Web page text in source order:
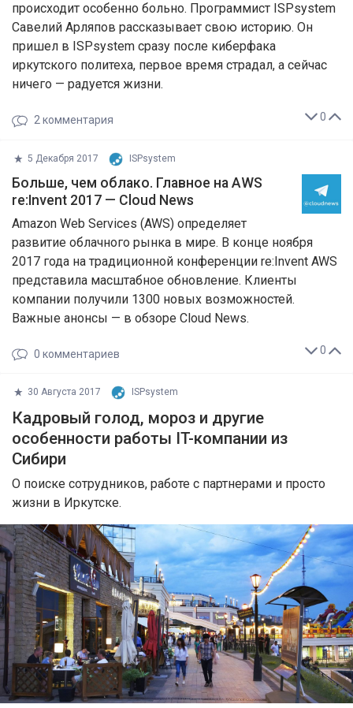
происходит особенно больно. Программист ISPsystem
Савелий Арляпов рассказывает свою историю. Он
пришел в ISPsystem сразу после киберфака
иркутского политеха, первое время страдал, а сейчас
ничего — радуется жизни.​
0
2комментария
5 Декабря 2017 ISPsystem
​Больше, чем облако. Главное на AWS
re:Invent 2017 — Cloud News
Amazon Web Services (AWS) определяет
развитие облачного рынка в мире. В конце ноября
2017 года на традиционной конференции re:Invent AWS
представила масштабное обновление. Клиенты
компании получили 1300 новых возможностей.
Важные анонсы — в обзоре Cloud News.
0
0 комментариев
30 Августа 2017 ISPsystem
Кадровый голод, мороз и другие
особенности работы IT-компании из
Сибири
О поиске сотрудников, работе с партнерами и просто
жизни в Иркутске.